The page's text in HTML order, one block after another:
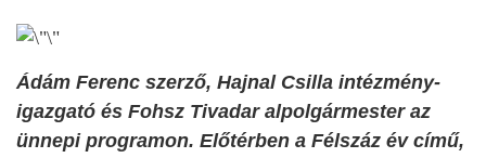
Ádám Ferenc szerző, Hajnal Csilla intézmény-
igazgató és Fohsz Tivadar alpolgármester az
ünnepi programon. Előtérben a Félszáz év című,